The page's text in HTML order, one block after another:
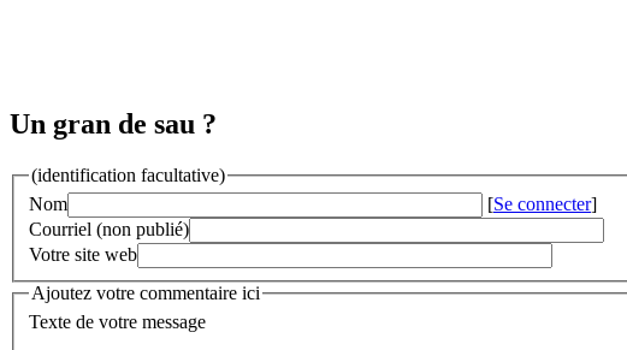
Un gran de sau ?
(identification facultative)
Nom
[Se connecter]
Courriel (non publié)
Votre site web
Ajoutez votre commentaire ici
Texte de votre message